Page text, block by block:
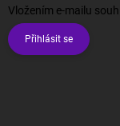
Vložením e-mailu
Přihlásit se